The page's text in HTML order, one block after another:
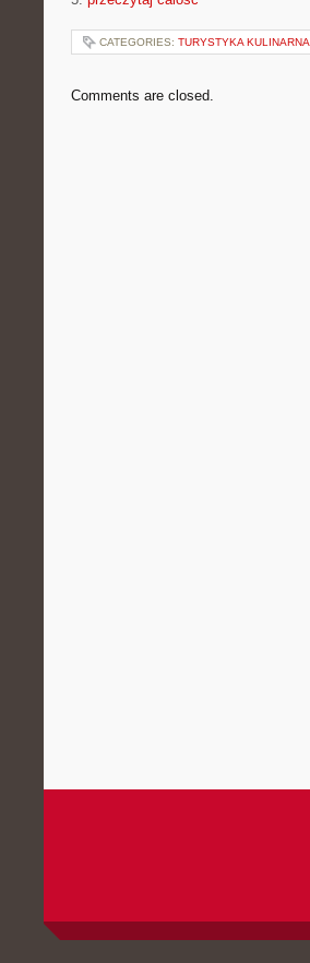
CATEGORIES: TURYSTYKA KULINARNA
Comments are closed.